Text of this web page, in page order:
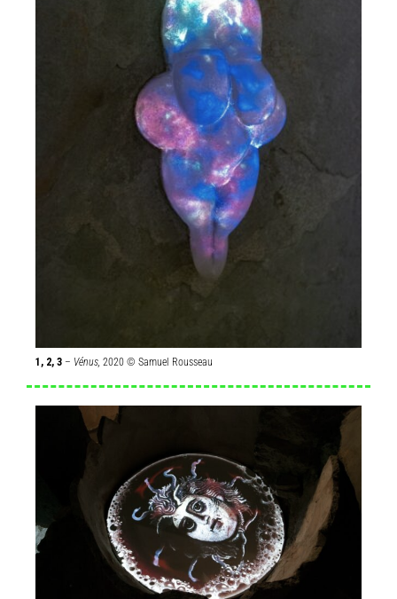
1, 2, 3 – Vénus, 2020 © Samuel Rousseau